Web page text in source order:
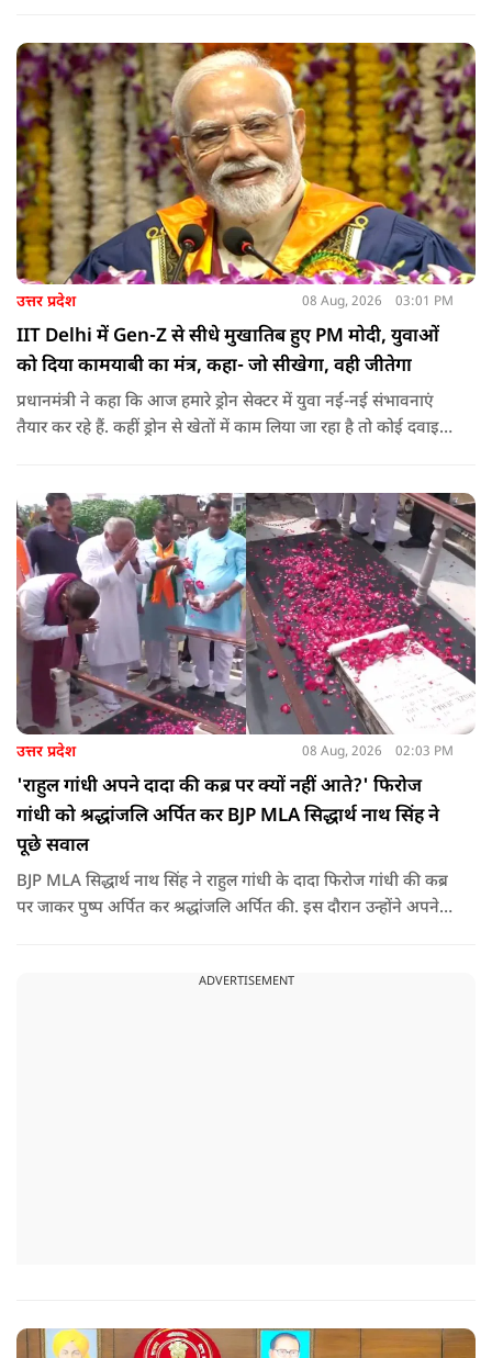
पात, क्षेत्र व प्रांत की सीमाओं से ऊपर उठकर उनकी हर श्वांस शिव के नाम
है.
उत्तर प्रदेश 08 Aug, 2026 03:01 PM
IIT Delhi में Gen-Z से सीधे मुखातिब हुए PM मोदी, युवाओं
को दिया कामयाबी का मंत्र, कहा- जो सीखेगा, वही जीतेगा
प्रधानमंत्री ने कहा कि आज हमारे ड्रोन सेक्टर में युवा नई-नई संभावनाएं
तैयार कर रहे हैं. कहीं ड्रोन से खेतों में काम लिया जा रहा है तो कोई दवाइयां
उत्तर प्रदेश 08 Aug, 2026 02:03 PM
'राहुल गांधी अपने दादा की कब्र पर क्यों नहीं आते?' फिरोज
गांधी को श्रद्धांजलि अर्पित कर BJP MLA सिद्धार्थ नाथ सिंह ने
पूछे सवाल
BJP MLA सिद्धार्थ नाथ सिंह ने राहुल गांधी के दादा फिरोज गांधी की कब्र
पर जाकर पुष्प अर्पित कर श्रद्धांजलि अर्पित की. इस दौरान उन्होंने अपने
ADVERTISEMENT